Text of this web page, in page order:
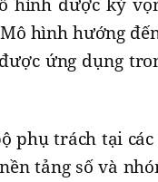
hình hướng
ứng dụng
phụ trách tại
tảng số và